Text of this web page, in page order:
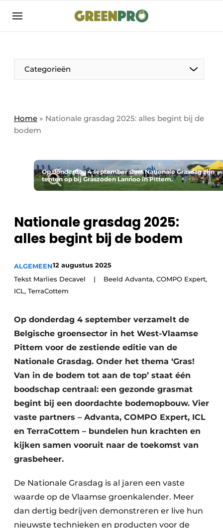
Aanmelden
Bedrijven
Bedrijven
Direct contact
Evenement aanmelden
groenprofessional
Meest gelezen
Privacy / Cookie statement
Vacature aanmelden
Video’s
Categorieën
Home » Nationale grasdag 2025: alles begint bij de
bodem
Op donderdag 4 september slaat Nationale Grasdag zijn
tenten op bij Graszoden Lannoo in Pittem.
Nationale grasdag 2025:
alles begint bij de bodem
ALGEMEEN12 augustus 2025
Tekst Marlies Decavel | Beeld Advanta, COMPO Expert,
ICL, TerraCottem
Op donderdag 4 september verzamelt de
Belgische groensector in het West-Vlaamse
Pittem voor de zestiende editie van de
Nationale Grasdag. Onder het thema ‘Gras!
Van in de bodem tot aan de top’ staat één
boodschap centraal: een gezonde grasmat
begint bij een doordachte bodemopbouw. Vier
vaste partners – Advanta, COMPO Expert, ICL
en TerraCottem – bundelen hun krachten en
kijken samen vooruit naar de toekomst van
grasbeheer.
De Nationale Grasdag is al jaren een vaste
waarde op de Vlaamse groenkalender. Meer
dan dertig bedrijven demonstreren er live hun
nieuwste technieken en producten voor de